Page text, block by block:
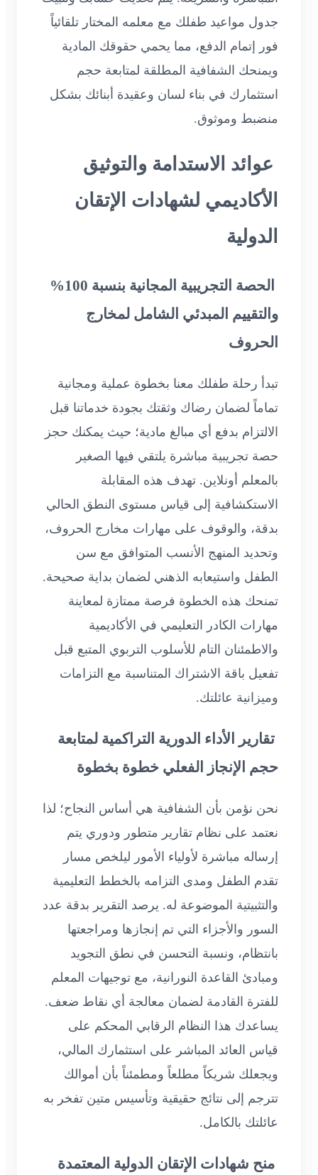
جدول مواعيد طفلك مع معلمه المختار تلقائياً
فور إتمام الدفع، مما يحمي حقوقك المادية
ويمنحك الشفافية المطلقة لمتابعة حجم
استثمارك في بناء لسان وعقيدة أبنائك بشكل
منضبط وموثوق.
عوائد الاستدامة والتوثيق
الأكاديمي لشهادات الإتقان
الدولية
الحصة التجريبية المجانية بنسبة 100%
والتقييم المبدئي الشامل لمخارج
الحروف
تبدأ رحلة طفلك معنا بخطوة عملية ومجانية
تماماً لضمان رضاك وثقتك بجودة خدماتنا قبل
الالتزام بدفع أي مبالغ مادية؛ حيث يمكنك حجز
حصة تجريبية مباشرة يلتقي فيها الصغير
بالمعلم أونلاين. تهدف هذه المقابلة
الاستكشافية إلى قياس مستوى النطق الحالي
بدقة، والوقوف على مهارات مخارج الحروف،
وتحديد المنهج الأنسب المتوافق مع سن
الطفل واستيعابه الذهني لضمان بداية صحيحة.
تمنحك هذه الخطوة فرصة ممتازة لمعاينة
مهارات الكادر التعليمي في الأكاديمية
والاطمئنان التام للأسلوب التربوي المتبع قبل
تفعيل باقة الاشتراك المتناسبة مع التزامات
وميزانية عائلتك.
تقارير الأداء الدورية التراكمية لمتابعة
حجم الإنجاز الفعلي خطوة بخطوة
نحن نؤمن بأن الشفافية هي أساس النجاح؛ لذا
نعتمد على نظام تقارير متطور ودوري يتم
إرساله مباشرة لأولياء الأمور ليلخص مسار
تقدم الطفل ومدى التزامه بالخطط التعليمية
والتثبيتية الموضوعة له. يرصد التقرير بدقة عدد
السور والأجزاء التي تم إنجازها ومراجعتها
بانتظام، ونسبة التحسن في نطق التجويد
ومبادئ القاعدة النورانية، مع توجيهات المعلم
للفترة القادمة لضمان معالجة أي نقاط ضعف.
يساعدك هذا النظام الرقابي المحكم على
قياس العائد المباشر على استثمارك المالي،
ويجعلك شريكاً مطلعاً ومطمئناً بأن أموالك
تترجم إلى نتائج حقيقية وتأسيس متين تفخر به
عائلتك بالكامل.
منح شهادات الإتقان الدولية المعتمدة